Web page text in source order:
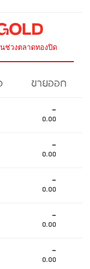
ช่วงตลาดทองปิด
ขายออก
-
0.00
-
0.00
-
0.00
-
0.00
-
0.00